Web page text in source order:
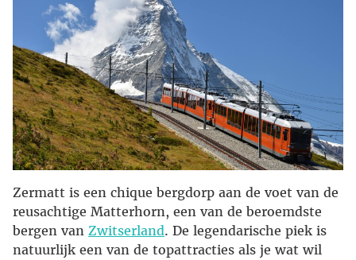
Zermatt is een chique bergdorp aan de voet van de
reusachtige Matterhorn, een van de beroemdste
bergen van Zwitserland. De legendarische piek is
natuurlijk een van de topattracties als je wat wil